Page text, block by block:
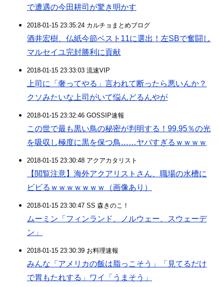
で遭遇の今田耕司が驚き明かす
2018-01-15 23:35:24 カルチョまとめブログ
酒井宏樹、仏紙今節ベスト11に選出！左SBで奮闘し
マルセイユ完封勝利に貢献
2018-01-15 23:33:03 流速VIP
上司に「奢ってやる」言われて断ったら悪いんか？
クソみたいな上司がいて悩んどるんやが
2018-01-15 23:32:46 GOSSIP速報
この世で最も黒い鳥の秘密が判明する！99.95％の光
を吸収し極度に黒を保つ鳥……ヤバすぎるｗｗｗｗ
2018-01-15 23:30:48 アクアカタリスト
【閲覧注意】海外アクアリストさん、職場の水槽に
ビビるｗｗｗｗｗｗｗ（画像あり）
2018-01-15 23:30:47 SS 森きのこ！
ムーミン「フィンランド、ノルウェー、スウェーデ
ン」
2018-01-15 23:30:39 お料理速報
みんな「アメリカの飯は脂っこそう」「見てるだけ
で胃もたれする」ワイ「うまそう」